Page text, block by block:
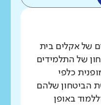
של אקלים בית
של התלמידים
כלפי
הביטחון שלהם
באופן